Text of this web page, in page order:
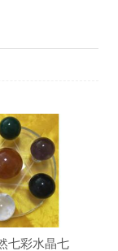
七彩水晶七